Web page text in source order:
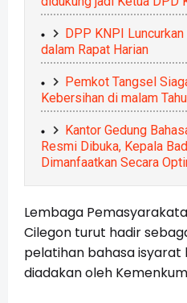
DPP KNPI
dalam Rapat Harian
Pemkot Tangsel
Kebersihan di malam
Kantor Gedung
Resmi Dibuka, Kepala
Dimanfaatkan Secara
Lembaga
Cilegon turut hadir
pelatihan bahasa
diadakan oleh